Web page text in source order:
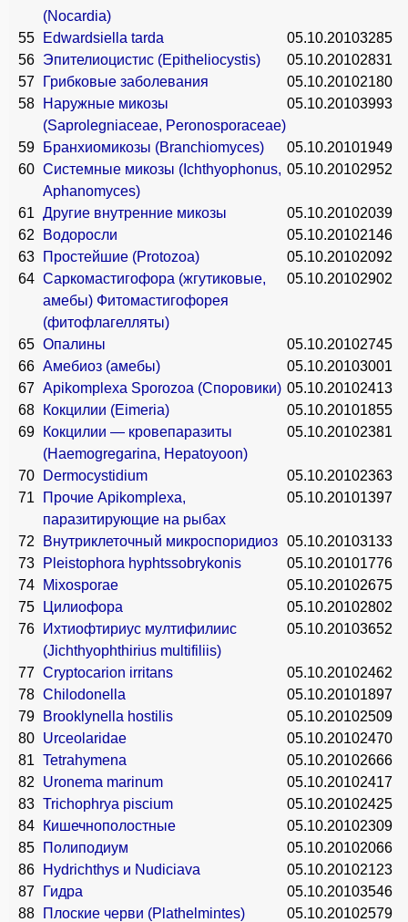
(Nocardia)
55 Edwardsiella tarda 05.10.20103285
56 Эпителиоцистис (Epitheliocystis) 05.10.20102831
57
Грибковые заболевания 05.10.20102180
58
Наружные микозы
(Saprolegniaceae, Peronosporaceae)
05.10.20103993
59 Бранхиомикозы (Branchiomyces) 05.10.20101949
60 Системные микозы (Ichthyophonus,
Aphanomyces)
05.10.20102952
61 Другие внутренние микозы 05.10.20102039
62
Водоросли 05.10.20102146
63
Простейшие (Protozoa) 05.10.20102092
64 Саркомастигофора (жгутиковые,
амебы) Фитомастигофорея
(фитофлагелляты)
05.10.20102902
65 Опалины 05.10.20102745
66 Амебиоз (амебы) 05.10.20103001
67 Apikomplexa Sporozoa (Споровики) 05.10.20102413
68
Кокцилии (Eimeria) 05.10.20101855
69
Кокцилии — кровепаразиты
(Haemogregarina, Hepatoyoon)
05.10.20102381
70 Dermocystidium 05.10.20102363
71
Прочие Apikomplexa,
паразитирующие на рыбах
05.10.20101397
72 Внутриклеточный микроспоридиоз 05.10.20103133
73
Pleistophora hyphtssobrykonis 05.10.20101776
74
Mixosporae 05.10.20102675
75
Цилиофора 05.10.20102802
76
Ихтиофтириус мултифилиис
(Jichthyophthirius multifiliis)
05.10.20103652
77 Cryptocarion irritans 05.10.20102462
78 Chilodonella 05.10.20101897
79
Brooklynella hostilis 05.10.20102509
80 Urceolaridae 05.10.20102470
81 Tetrahymena 05.10.20102666
82
Uronema marinum 05.10.20102417
83 Trichophrya piscium 05.10.20102425
84
Кишечнополостные 05.10.20102309
85
Полиподиум 05.10.20102066
86
Hydrichthys и Nudiciava 05.10.20102123
87
Гидра 05.10.20103546
88
Плоские черви (Plathelmintes) 05.10.20102579